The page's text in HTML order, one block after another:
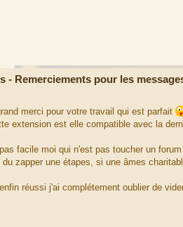
- Remerciements pour les
merci pour votre travail qui est parfait
extension est elle compatible avec la
facile moi qui n'est pas toucher un
zapper une étapes, si une âmes
réussi j'ai complétement oublier de